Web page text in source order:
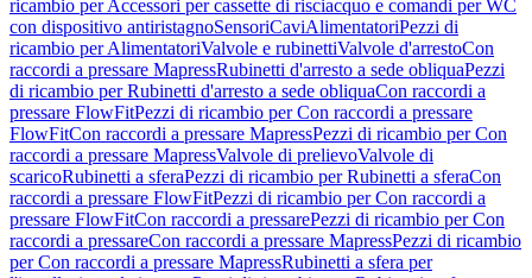
ricambio per Accessori per cassette di risciacquo e comandi per WC
con dispositivo antiristagnoSensoriCaviAlimentatoriPezzi di
ricambio per AlimentatoriValvole e rubinettiValvole d'arrestoCon
raccordi a pressare MapressRubinetti d'arresto a sede obliquaPezzi
di ricambio per Rubinetti d'arresto a sede obliquaCon raccordi a
pressare FlowFitPezzi di ricambio per Con raccordi a pressare
FlowFitCon raccordi a pressare MapressPezzi di ricambio per Con
raccordi a pressare MapressValvole di prelievoValvole di
scaricoRubinetti a sferaPezzi di ricambio per Rubinetti a sferaCon
raccordi a pressare FlowFitPezzi di ricambio per Con raccordi a
pressare FlowFitCon raccordi a pressarePezzi di ricambio per Con
raccordi a pressareCon raccordi a pressare MapressPezzi di ricambio
per Con raccordi a pressare MapressRubinetti a sfera per